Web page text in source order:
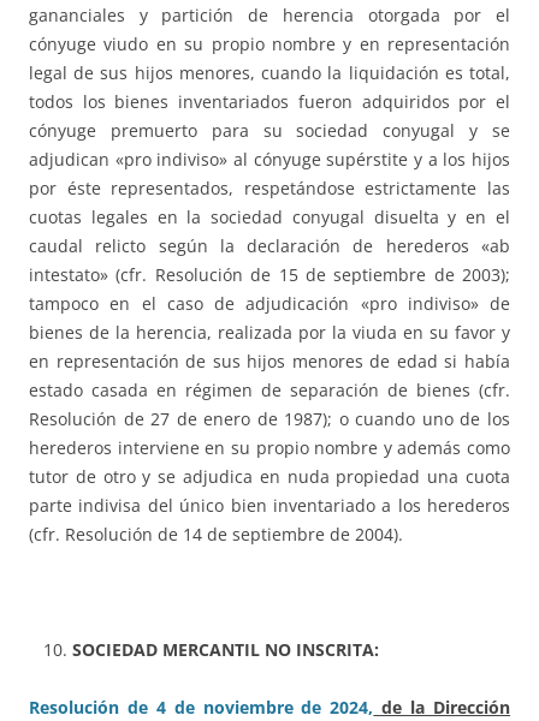
gananciales y partición de herencia otorgada por el
cónyuge viudo en su propio nombre y en representación
legal de sus hijos menores, cuando la liquidación es total,
todos los bienes inventariados fueron adquiridos por el
cónyuge premuerto para su sociedad conyugal y se
adjudican «pro indiviso» al cónyuge supérstite y a los hijos
por éste representados, respetándose estrictamente las
cuotas legales en la sociedad conyugal disuelta y en el
caudal relicto según la declaración de herederos «ab
intestato» (cfr. Resolución de 15 de septiembre de 2003);
tampoco en el caso de adjudicación «pro indiviso» de
bienes de la herencia, realizada por la viuda en su favor y
en representación de sus hijos menores de edad si había
estado casada en régimen de separación de bienes (cfr.
Resolución de 27 de enero de 1987); o cuando uno de los
herederos interviene en su propio nombre y además como
tutor de otro y se adjudica en nuda propiedad una cuota
parte indivisa del único bien inventariado a los herederos
(cfr. Resolución de 14 de septiembre de 2004).
SOCIEDAD MERCANTIL NO INSCRITA:
Resolución de 4 de noviembre de 2024, de la Dirección